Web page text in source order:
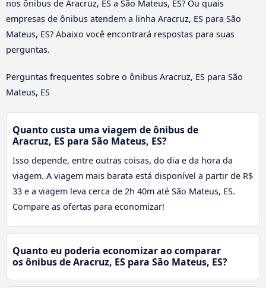
nos ônibus de Aracruz, ES a São Mateus, ES? Ou quais
empresas de ônibus atendem a linha Aracruz, ES para São
Mateus, ES? Abaixo você encontrará respostas para suas
perguntas.
Perguntas frequentes sobre o ônibus Aracruz, ES para São
Mateus, ES
Quanto custa uma viagem de ônibus de
Aracruz, ES para São Mateus, ES?
Isso depende, entre outras coisas, do dia e da hora da
viagem. A viagem mais barata está disponível a partir de R$
33 e a viagem leva cerca de 2h 40m até São Mateus, ES.
Compare as ofertas para economizar!
Quanto eu poderia economizar ao comparar
os ônibus de Aracruz, ES para São Mateus, ES?